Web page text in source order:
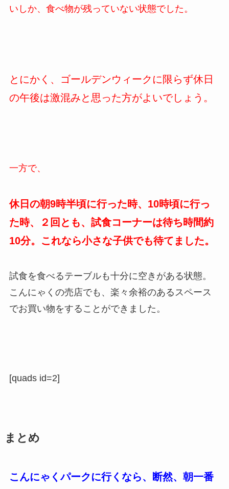
いしか、食べ物が残っていない状態でした。
とにかく、ゴールデンウィークに限らず休日
の午後は激混みと思った方がよいでしょう。
一方で、
休日の朝9時半頃に行った時、10時頃に行っ
た時、２回とも、試食コーナーは待ち時間約
10分。これなら小さな子供でも待てました。
試食を食べるテーブルも十分に空きがある状態。
こんにゃくの売店でも、楽々余裕のあるスペース
でお買い物をすることができました。
[quads id=2]
まとめ
こんにゃくパークに行くなら、断然、朝一番